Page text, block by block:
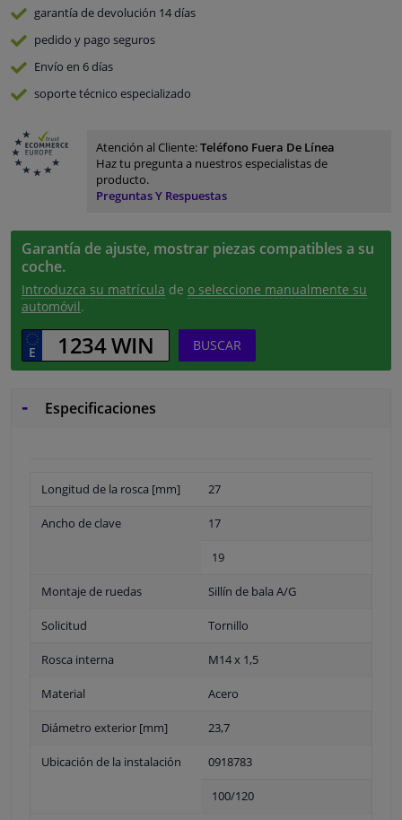
garantía de devolución 14 días
pedido y pago seguros
Envío en 6 días
soporte técnico especializado
Atención al Cliente:Teléfono Fuera De Línea
Haz tu pregunta a nuestros especialistas de
producto.
Preguntas Y Respuestas
Garantía de ajuste, mostrar piezas compatibles a su
coche.
Introduzca su matrícula de o seleccione manualmente su
automóvil.
BUSCAR
Especificaciones
Longitud de la rosca [mm] 27
Ancho de clave 17
19
Montaje de ruedas Sillín de bala A/G
Solicitud Tornillo
Rosca interna M14 x 1,5
Material Acero
Diámetro exterior [mm] 23,7
Ubicación de la instalación 0918783
100/120